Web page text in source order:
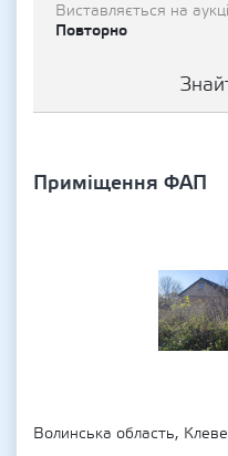
Виставляється на
Повторно
Приміщення ФАП
Волинська область,